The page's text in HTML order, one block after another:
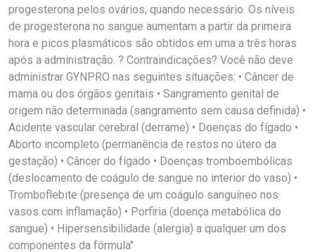
progesterona pelos ovários, quando necessário. Os níveis
de progesterona no sangue aumentam a partir da primeira
hora e picos plasmáticos são obtidos em uma a três horas
após a administração. ? Contraindicações? Você não deve
administrar GYNPRO nas seguintes situações: • Câncer de
mama ou dos órgãos genitais • Sangramento genital de
origem não determinada (sangramento sem causa definida) •
Acidente vascular cerebral (derrame) • Doenças do fígado •
Aborto incompleto (permanência de restos no útero da
gestação) • Câncer do fígado • Doenças tromboembólicas
(deslocamento de coágulo de sangue no interior do vaso) •
Tromboflebite (presença de um coágulo sanguíneo nos
vasos com inflamação) • Porfiria (doença metabólica do
sangue) • Hipersensibilidade (alergia) a qualquer um dos
componentes da fórmula"